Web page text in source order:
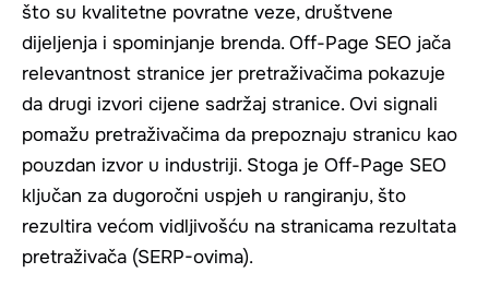
što su kvalitetne povratne veze, društvene
dijeljenja i spominjanje brenda. Off-Page SEO jača
relevantnost stranice jer pretraživačima pokazuje
da drugi izvori cijene sadržaj stranice. Ovi signali
pomažu pretraživačima da prepoznaju stranicu kao
pouzdan izvor u industriji. Stoga je Off-Page SEO
ključan za dugoročni uspjeh u rangiranju, što
rezultira većom vidljivošću na stranicama rezultata
pretraživača (SERP-ovima).